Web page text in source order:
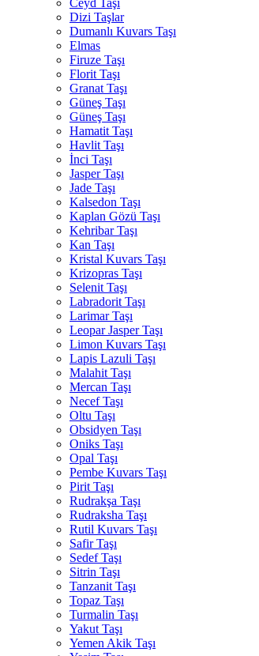
Ceyd Taşı
Dizi Taşlar
Dumanlı Kuvars Taşı
Elmas
Firuze Taşı
Florit Taşı
Granat Taşı
Güneş Taşı
Güneş Taşı
Hamatit Taşı
Havlit Taşı
İnci Taşı
Jasper Taşı
Jade Taşı
Kalsedon Taşı
Kaplan Gözü Taşı
Kehribar Taşı
Kan Taşı
Kristal Kuvars Taşı
Krizopras Taşı
Selenit Taşı
Labradorit Taşı
Larimar Taşı
Leopar Jasper Taşı
Limon Kuvars Taşı
Lapis Lazuli Taşı
Malahit Taşı
Mercan Taşı
Necef Taşı
Oltu Taşı
Obsidyen Taşı
Oniks Taşı
Opal Taşı
Pembe Kuvars Taşı
Pirit Taşı
Rudrakşa Taşı
Rudraksha Taşı
Rutil Kuvars Taşı
Safir Taşı
Sedef Taşı
Sitrin Taşı
Tanzanit Taşı
Topaz Taşı
Turmalin Taşı
Yakut Taşı
Yemen Akik Taşı